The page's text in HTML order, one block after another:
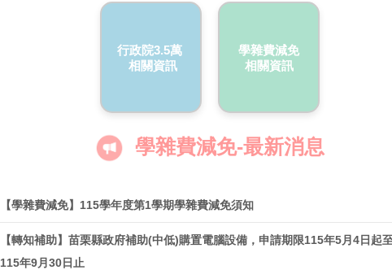
行政院3.5萬
相關資訊
學雜費減免
相關資訊
學雜費減免-最新消息
【學雜費減免】115學年度第1學期學雜費減免須知
【轉知補助】苗栗縣政府補助(中低)購置電腦設備，申請期限115年5月4日起
115年9月30日止